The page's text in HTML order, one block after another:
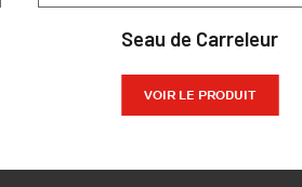
Seau de Carreleur
VOIR LE PRODUIT